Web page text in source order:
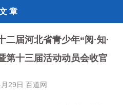
章
届河北省青少年“阅·知·
第十三届活动动员会收官
29日 百道网